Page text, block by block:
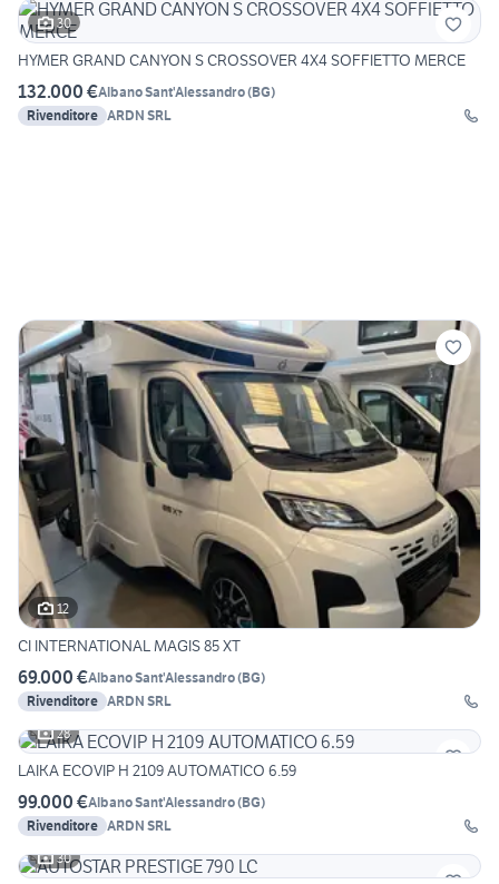
30
HYMER GRAND CANYON S CROSSOVER 4X4 SOFFIETTO MERCE
132.000 €Albano Sant'Alessandro(BG)
Rivenditore ARDN SRL
12
CI INTERNATIONAL MAGIS 85 XT
69.000 €Albano Sant'Alessandro(BG)
Rivenditore ARDN SRL
28
LAIKA ECOVIP H 2109 AUTOMATICO 6.59
99.000 €Albano Sant'Alessandro(BG)
Rivenditore ARDN SRL
30